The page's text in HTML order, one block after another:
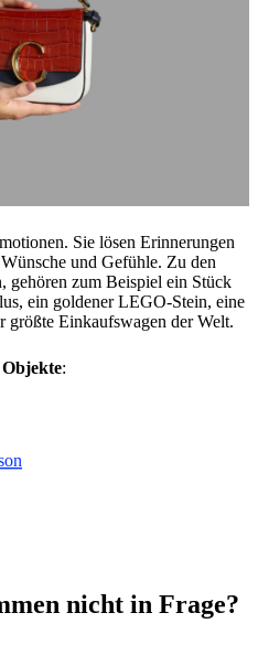
Sie lösen Erinnerungen
und Gefühle. Zu den
gehören zum Beispiel ein Stück
ein goldener LEGO-Stein, eine
größte Einkaufswagen der Welt.
Objekte:
nicht in Frage?